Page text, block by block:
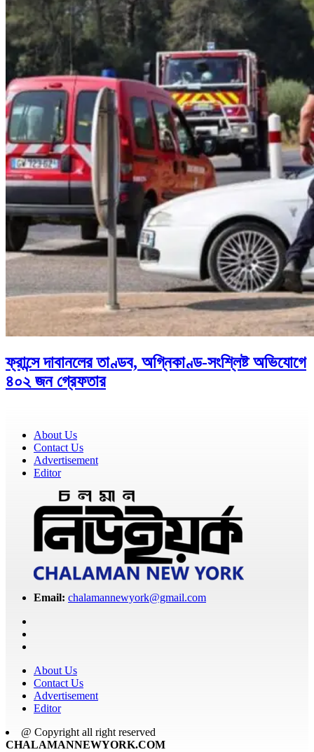
ফ্রান্সে দাবানলের তাণ্ডব, অগ্নিকাণ্ড-সংশ্লিষ্ট অভিযোগে
৪০২ জন গ্রেফতার
About Us
Contact Us
Advertisement
Editor
Email: chalamannewyork@gmail.com
About Us
Contact Us
Advertisement
Editor
@ Copyright all right reserved
CHALAMANNEWYORK.COM